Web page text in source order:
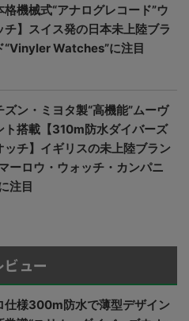
格機械式“アナログレコード”ウ
チ】スイス発の日本未上陸ブラ
“Vinyler Watches”に注目
ズン・ミヨタ製“高機能”ムーヴ
ト搭載【310m防水ダイバーズ
ッチ】イギリスの未上陸ブラン
マーロウ・ウォッチ・カンパニ
注目
ュー
仕様300m防水で薄型デザイン